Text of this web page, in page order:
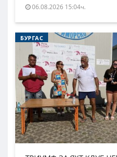
06.08.2026 15:04ч.
БУРГАС